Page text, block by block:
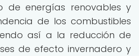
de energías renovables y
de los combustibles
así a la reducción de
de efecto invernadero y